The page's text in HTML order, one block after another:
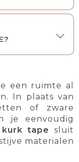
een ruimte al
In plaats van
of zware
je eenvoudig
tape
sluit
materialen